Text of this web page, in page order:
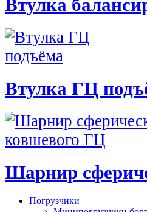
Втулка
Втулка ГЦ
Шарнир
Погрузчики